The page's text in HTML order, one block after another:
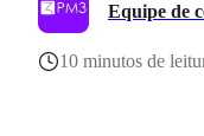
Equipe de
10 minutos de